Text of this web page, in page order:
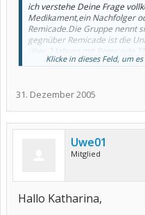
ich verstehe Deine Frage
Medikament,ein Nachfolger
Remicade.Die Gruppe nennt
gegnüber Remicade ist die
über 2 Jahren mit Remicade
muß alle 6 Wochen zur
das Immunsystem sehr.Der
angegriffene
heilende Wunden,uvm.Es ist
Impfausweis oder
eine Woche vorher
Zahnarzt.Der Körper hat
wehren.
Klicke in dieses Feld, um
31. Dezember 2005
Uwe01
Mitglied
Hallo Katharina,